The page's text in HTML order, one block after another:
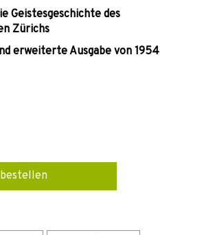
Geistesgeschichte des
Zürichs
erweiterte Ausgabe von 1954
bestellen